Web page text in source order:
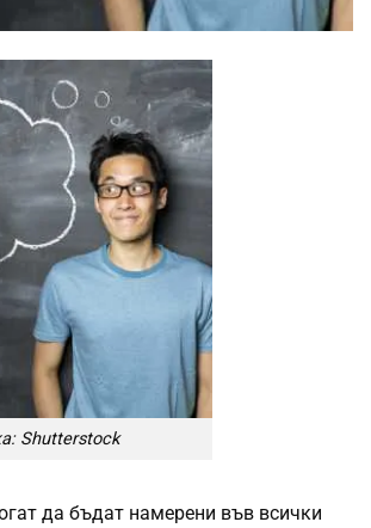
Shutterstock
да бъдат намерени във всички